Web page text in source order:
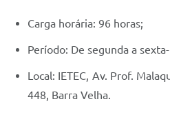
Carga horária: 96 horas;
Período: De segunda a
Local: IETEC, Av. Prof.
448, Barra Velha.